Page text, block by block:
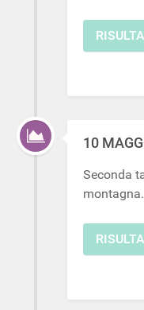
10
Seconda